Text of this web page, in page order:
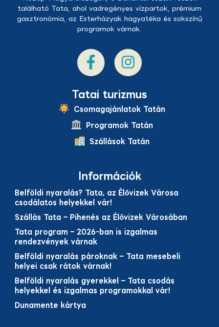
található Tata, ahol vadregényes vízpartok, prémium
gasztronómia, az Esterházyak hagyatéka és sokszínű
programok várnak.
Tatai turizmus
Csomagajánlatok Tatán
Programok Tatán
Szállások Tatán
Információk
Belföldi nyaralás? Tata, az Élővizek Városa
csodálatos helyekkel vár!
Szállás Tata – Pihenés az Élővizek Városában
Tata program – 2026-ban is izgalmas
rendezvények várnak
Belföldi nyaralás pároknak – Tata mesebeli
helyei csak rátok várnak!
Belföldi nyaralás gyerekkel – Tata csodás
helyekkel és izgalmas programokkal vár!
Dunamente kártya